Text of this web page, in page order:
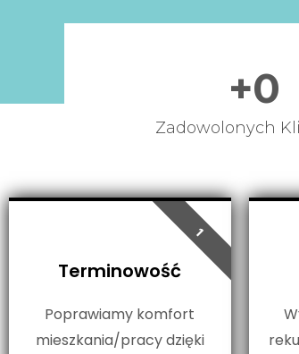
+0
Zadowolonych
Terminowość
Poprawiamy komfort
mieszkania/pracy dzięki
1